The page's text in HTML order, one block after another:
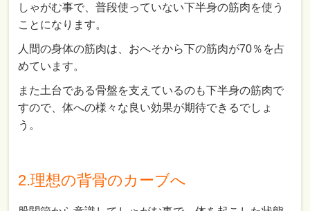
しゃがむ事で、普段使っていない下半身の筋肉を使う
ことになります。
人間の身体の筋肉は、おへそから下の筋肉が70％を占
めています。
また土台である骨盤を支えているのも下半身の筋肉で
すので、体への様々な良い効果が期待できるでしょ
う。
2.理想の背骨のカーブへ